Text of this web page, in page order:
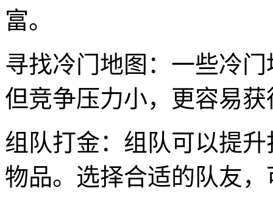
富。
寻找冷门地图：一些冷
但竞争压力小，更容易
组队打金：组队可以提
物品。选择合适的队友